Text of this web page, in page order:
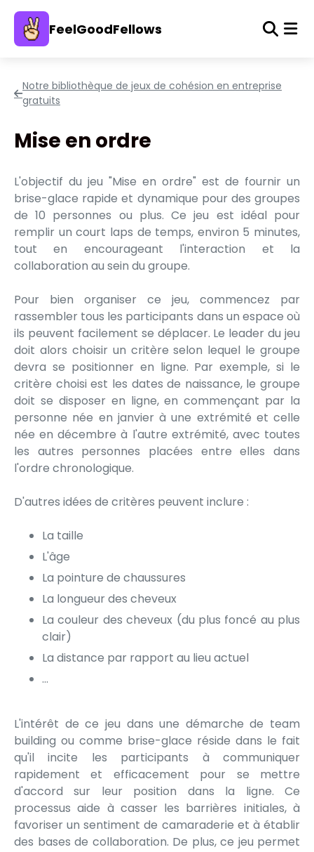
FeelGoodFellows
Notre bibliothèque de jeux de cohésion en entreprise
gratuits
Mise en ordre
L'objectif du jeu "Mise en ordre" est de fournir un
brise-glace rapide et dynamique pour des groupes
de 10 personnes ou plus. Ce jeu est idéal pour
remplir un court laps de temps, environ 5 minutes,
tout en encourageant l'interaction et la
collaboration au sein du groupe.
Pour bien organiser ce jeu, commencez par
rassembler tous les participants dans un espace où
ils peuvent facilement se déplacer. Le leader du jeu
doit alors choisir un critère selon lequel le groupe
devra se positionner en ligne. Par exemple, si le
critère choisi est les dates de naissance, le groupe
doit se disposer en ligne, en commençant par la
personne née en janvier à une extrémité et celle
née en décembre à l'autre extrémité, avec toutes
les autres personnes placées entre elles dans
l'ordre chronologique.
D'autres idées de critères peuvent inclure :
La taille
L'âge
La pointure de chaussures
La longueur des cheveux
La couleur des cheveux (du plus foncé au plus
clair)
La distance par rapport au lieu actuel
...
L'intérêt de ce jeu dans une démarche de team
building ou comme brise-glace réside dans le fait
qu'il incite les participants à communiquer
rapidement et efficacement pour se mettre
d'accord sur leur position dans la ligne. Ce
processus aide à casser les barrières initiales, à
favoriser un sentiment de camaraderie et à établir
des bases de collaboration. De plus, ce jeu permet